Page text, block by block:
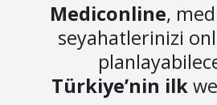
Mediconline,
seyahatlerinizi
Türkiye’nin ilk